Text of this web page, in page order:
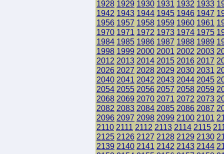
1928 1929 1930 1931 1932 1933
1942 1943 1944 1945 1946 1947
1956 1957 1958 1959 1960 1961
1970 1971 1972 1973 1974 1975
1984 1985 1986 1987 1988 1989
1998 1999 2000 2001 2002 2003
2012 2013 2014 2015 2016 2017
2026 2027 2028 2029 2030 2031
2040 2041 2042 2043 2044 2045
2054 2055 2056 2057 2058 2059
2068 2069 2070 2071 2072 2073
2082 2083 2084 2085 2086 2087
2096 2097 2098 2099 2100 2101
2110 2111 2112 2113 2114 2115
2125 2126 2127 2128 2129 2130
2139 2140 2141 2142 2143 2144